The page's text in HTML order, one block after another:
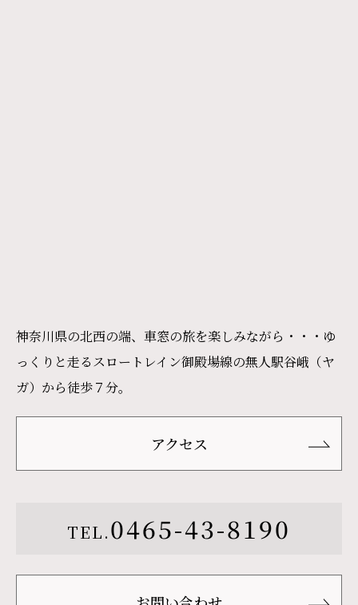
神奈川県の北西の端、車窓の旅を楽しみながら・・・ゆ
っくりと走るスロートレイン御殿場線の無人駅谷峨（ヤ
ガ）から徒歩７分。
アクセス
TEL.0465-43-8190